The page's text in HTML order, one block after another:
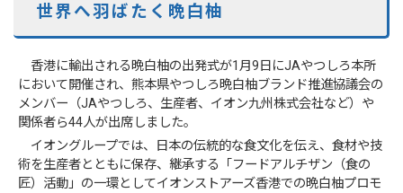
世界へ羽ばたく晩白柚
香港に輸出される晩白柚の出発式が1月9日にJAやつしろ本所
において開催され、熊本県やつしろ晩白柚ブランド推進協議会の
メンバー（JAやつしろ、生産者、イオン九州株式会社など）や
関係者ら44人が出席しました。
イオングループでは、日本の伝統的な食文化を伝え、食材や技
術を生産者とともに保存、継承する「フードアルチザン（食の
匠）活動」の一環としてイオンストアーズ香港での晩白柚プロモ